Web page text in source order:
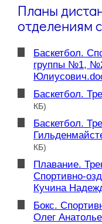
Планы
отделениям
Баскетбол.
группы №1,
Баскетбол.
КБ)
Баскетбол.
КБ)
Плавание.
Спортивно-
Кучина
Бокс.
Олег